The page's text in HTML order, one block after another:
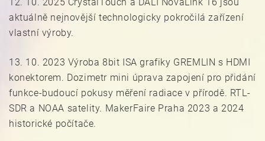
aktuálně nejnovější technologicky pokročilá zařízení
vlastní výroby.
13. 10. 2023 Výroba 8bit ISA grafiky GREMLIN s HDMI
konektorem. Dozimetr mini úprava zapojení pro přidání
funkce-budoucí pokusy měření radiace v přírodě. RTL-
SDR a NOAA satelity. MakerFaire Praha 2023 a 2024
historické počítače.